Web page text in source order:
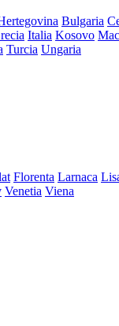
Bulgaria
Italia Kosovo
Turcia Ungaria
Florenta Larnaca
Venetia Viena